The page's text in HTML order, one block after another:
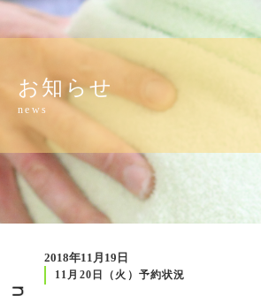
お知らせ
news
2018年11月19日
11月20日（火）予約状況